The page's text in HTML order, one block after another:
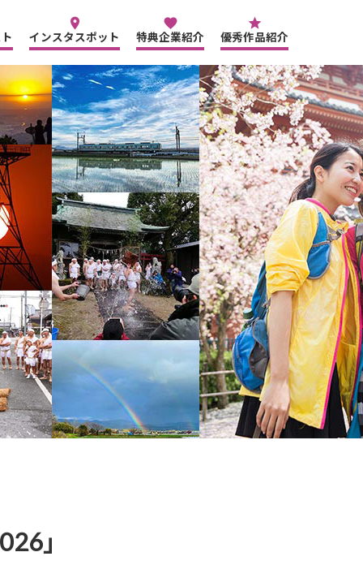
place
インスタスポット
favorite
特典企業紹介
star
優秀作品紹介
」